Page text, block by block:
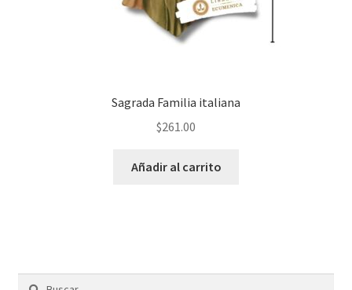
Sagrada Familia italiana
$261.00
Añadir al carrito
Buscar: